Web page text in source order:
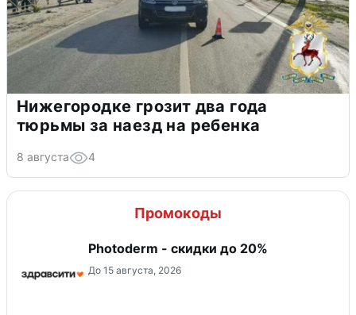
Нижегородке грозит два года
тюрьмы за наезд на ребенка
8 августа 4
Промокоды
Photoderm - скидки до 20%
До 15 августа, 2026